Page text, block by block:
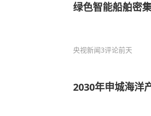
绿色智能船舶密
央视新闻3评论前天
2030年申城海洋